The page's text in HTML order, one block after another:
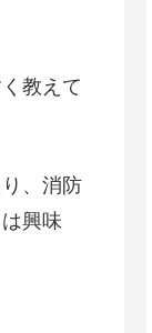
教えて
、消防
興味